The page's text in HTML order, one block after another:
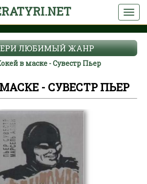
ЛЮБИМЫЙ ЖАНР
в маске - Сувестр Пьер
- СУВЕСТР ПЬЕР